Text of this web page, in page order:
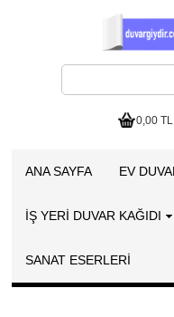
0,00 TL
ANA SAYFA EV
İŞ YERİ DUVAR KAĞIDI
SANAT ESERLERI